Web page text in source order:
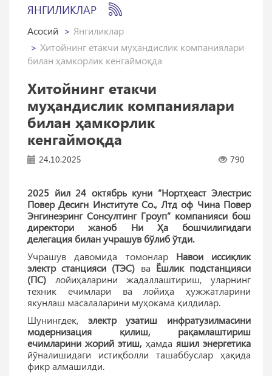
ЯНГИЛИКЛАР
Асосий
Янгиликлар
Хитойнинг етакчи муҳандислик компаниялари
билан ҳамкорлик кенгаймоқда
Хитойнинг етакчи
муҳандислик компаниялари
билан ҳамкорлик
кенгаймоқда
24.10.2025 790
2025 йил 24 октябрь куни “Нортҳеаст Элестрис
Повер Десигн Институте Со., Лтд оф Чина Повер
Энгинеэринг Сонсултинг Гроуп” компанияси бош
директори жаноб Ни Ҳа бошчилигидаги
делегация билан учрашув бўлиб ўтди.
Учрашув давомида томонлар Навои иссиқлик
электр станцияси (ТЭС) ва Ёшлик подстанцияси
(ПС) лойиҳаларини жадаллаштириш, уларнинг
техник ечимлари ва лойиҳа ҳужжатларини
якунлаш масалаларини муҳокама қилдилар.
Шунингдек, электр узатиш инфратузилмасини
модернизация қилиш, рақамлаштириш
ечимларини жорий этиш, ҳамда яшил энергетика
йўналишидаги истиқболли ташаббуслар ҳақида
фикр алмашилди.